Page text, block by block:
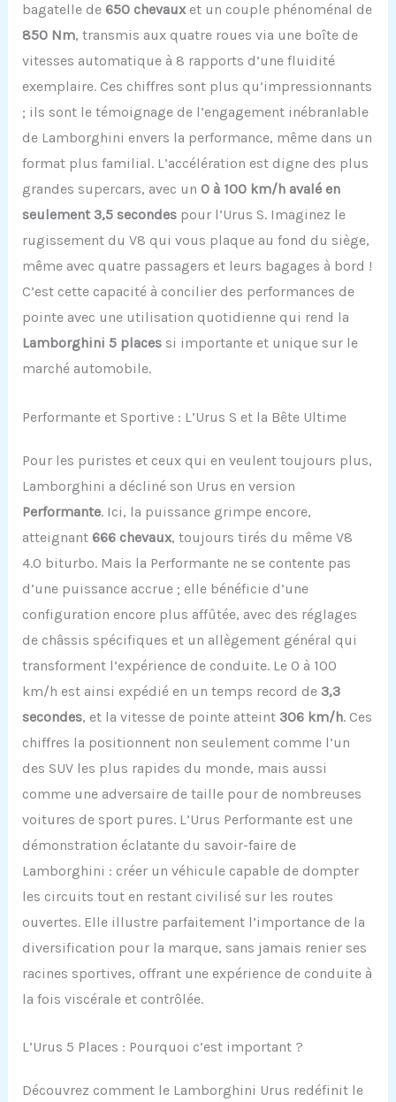
bagatelle de 650 chevauxet un couple phénoménal de
850 Nm, transmis aux quatre roues via une boîte de
vitesses automatique à 8 rapports d’une fluidité
exemplaire. Ces chiffres sont plus qu’impressionnants
; ils sont le témoignage de l’engagement inébranlable
de Lamborghini envers la performance, même dans un
format plus familial. L’accélération est digne des plus
grandes supercars, avec un 0 à 100 km/h avalé en
seulement 3,5 secondespour l’Urus S. Imaginez le
rugissement du V8 qui vous plaque au fond du siège,
même avec quatre passagers et leurs bagages à bord !
C’est cette capacité à concilier des performances de
pointe avec une utilisation quotidienne qui rend la
Lamborghini 5 placessi importante et unique sur le
marché automobile.
Performante et Sportive : L’Urus S et la Bête Ultime
Pour les puristes et ceux qui en veulent toujours plus,
Lamborghini a décliné son Urus en version
Performante. Ici, la puissance grimpe encore,
atteignant 666 chevaux, toujours tirés du même V8
4.0 biturbo. Mais la Performante ne se contente pas
d’une puissance accrue ; elle bénéficie d’une
configuration encore plus affûtée, avec des réglages
de châssis spécifiques et un allègement général qui
transforment l’expérience de conduite. Le 0 à 100
km/h est ainsi expédié en un temps record de 3,3
secondes, et la vitesse de pointe atteint 306 km/h. Ces
chiffres la positionnent non seulement comme l’un
des SUV les plus rapides du monde, mais aussi
comme une adversaire de taille pour de nombreuses
voitures de sport pures. L’Urus Performante est une
démonstration éclatante du savoir-faire de
Lamborghini : créer un véhicule capable de dompter
les circuits tout en restant civilisé sur les routes
ouvertes. Elle illustre parfaitement l’importance de la
diversification pour la marque, sans jamais renier ses
racines sportives, offrant une expérience de conduite à
la fois viscérale et contrôlée.
L’Urus 5 Places : Pourquoi c’est important ?
Découvrez comment le Lamborghini Urus redéfinit le